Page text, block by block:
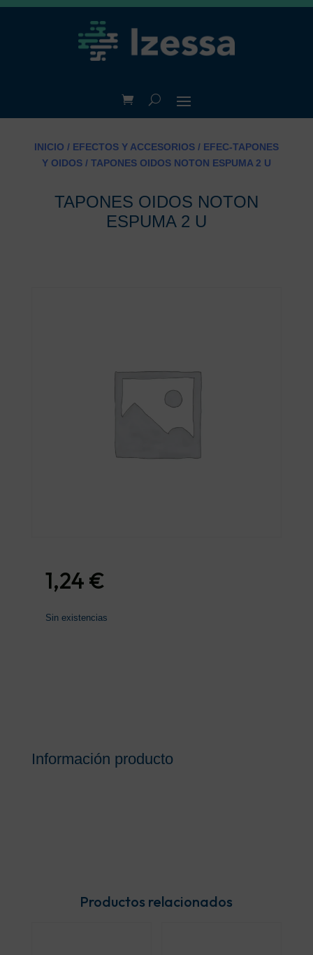
INICIO / EFECTOS Y ACCESORIOS/ EFEC-TAPONES
Y OIDOS/ TAPONES OIDOS NOTON ESPUMA 2 U
TAPONES OIDOS NOTON
ESPUMA 2 U
1,24 €
Sin existencias
Información producto
Productos relacionados